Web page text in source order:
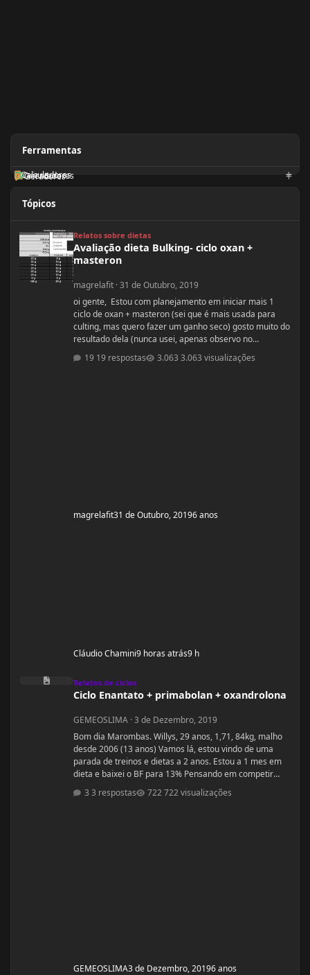
Ferramentas
Geradores
Orientadores
Calculadoras
Tópicos
Relatos sobre dietas
Avaliação dieta Bulking- ciclo oxan +
masteron
magrelafit ·31 de Outubro, 2019
oi gente, Estou com planejamento em iniciar mais 1
ciclo de oxan + masteron (sei que é mais usada para
culting, mas quero fazer um ganho seco) gosto muito do
resultado dela (nunca usei, apenas observo no
pessoal). ja fiz 2 ciclos de oxandrolona 1 em 2016(6
semanas) e outro 2017.(6 semanas) , mas o meu
19 respostas 3.063 visualizações
magrelafit31 de Outubro, 20196 anos
Cláudio Chamini9 horas atrás9 h
Ciclo Enantato + primabolan + oxandrolona
Relatos de ciclos
Ciclo Enantato + primabolan + oxandrolona
GEMEOSLIMA ·3 de Dezembro, 2019
Bom dia Marombas. Willys, 29 anos, 1,71, 84kg, malho
desde 2006 (13 anos) Vamos lá, estou vindo de uma
parada de treinos e dietas a 2 anos. Estou a 1 mes em
dieta e baixei o BF para 13% Pensando em competir
estreantes ano que vem se tudo ocorrer bem até abril.
(Secar e corrigir os pontos fracos) Anexo, os exames
3 respostas 722 visualizações
GEMEOSLIMA3 de Dezembro, 20196 anos